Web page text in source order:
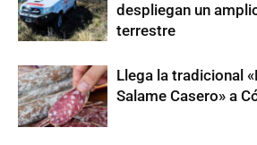
despliegan un
terrestre
Llega la tradicional
Salame Casero» a